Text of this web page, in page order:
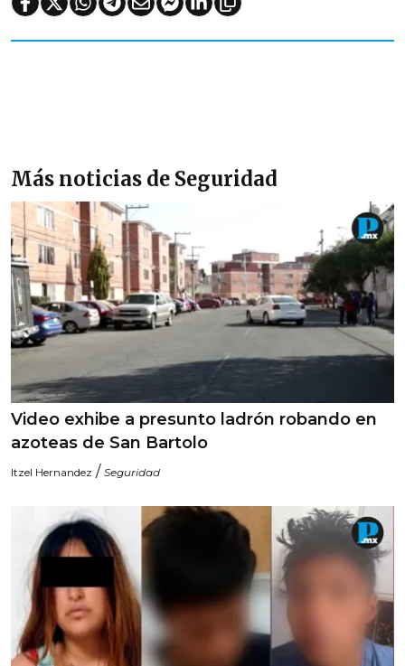
Más noticias de Seguridad
Video exhibe a presunto ladrón robando en
azoteas de San Bartolo
Itzel Hernandez / Seguridad